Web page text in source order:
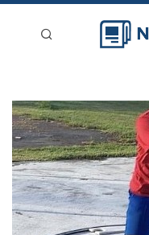
新聞稿分類
登入
刊登